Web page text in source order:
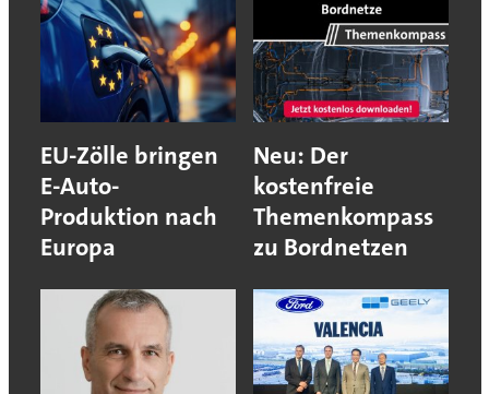
EU-Zölle bringen
E-Auto-
Produktion nach
Europa
Neu: Der
kostenfreie
Themenkompass
zu Bordnetzen